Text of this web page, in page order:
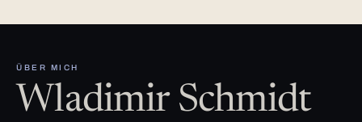
ÜBER MICH
Wladimir Schmidt